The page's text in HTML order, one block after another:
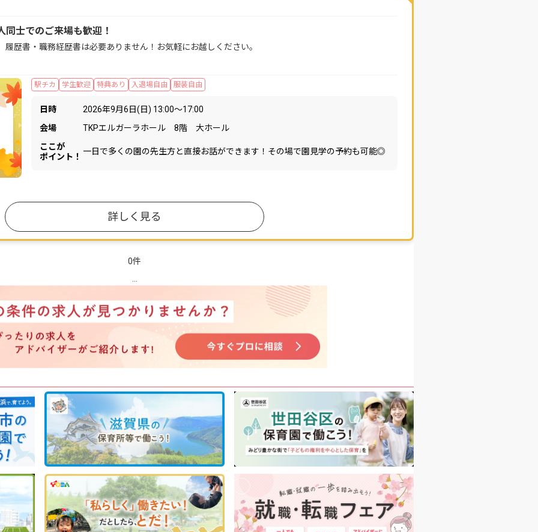
士でのご来場も歓迎！
駅チカ 学生歓迎 特典あり 入退場自由 服装自由
歴書・職務経歴書は必要ありません！お気軽にお越しください。
日時
2026年9月6日(日) 13:00〜17:00
会場
TKPエルガーラホール 8階 大ホール
ここが
ポイント！
一日で多くの園の先生方と直接お話ができます！その場で園見学の予約も可能◎
詳しく見る
0件